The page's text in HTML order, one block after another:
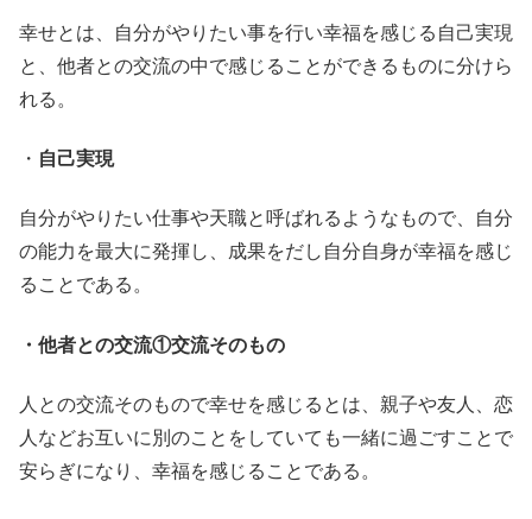
幸せとは、自分がやりたい事を行い幸福を感じる自己実現
と、他者との交流の中で感じることができるものに分けら
れる。
・ 自己実現
自分がやりたい仕事や天職と呼ばれるようなもので、自分
の能力を最大に発揮し、成果をだし自分自身が幸福を感じ
ることである。
・他者との交流①交流そのもの
人との交流そのもので幸せを感じるとは、親子や友人、恋
人などお互いに別のことをしていても一緒に過ごすことで
安らぎになり、幸福を感じることである。